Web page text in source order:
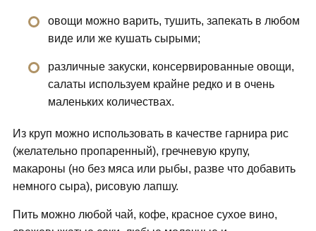
овощи можно варить, тушить, запекать в любом
виде или же кушать сырыми;
различные закуски, консервированные овощи,
салаты используем крайне редко и в очень
маленьких количествах.
Из круп можно использовать в качестве гарнира рис
(желательно пропаренный), гречневую крупу,
макароны (но без мяса или рыбы, разве что добавить
немного сыра), рисовую лапшу.
Пить можно любой чай, кофе, красное сухое вино,